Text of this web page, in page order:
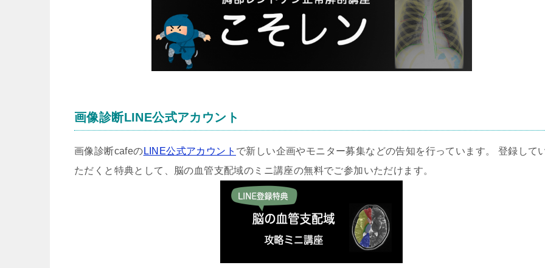
画像診断LINE公式アカウント
画像診断cafeの LINE公式アカウント で新しい企画やモニター募集などの告知を行っています。 登録して
ただくと特典として、脳の血管支配域のミニ講座の無料でご参加いただけます。